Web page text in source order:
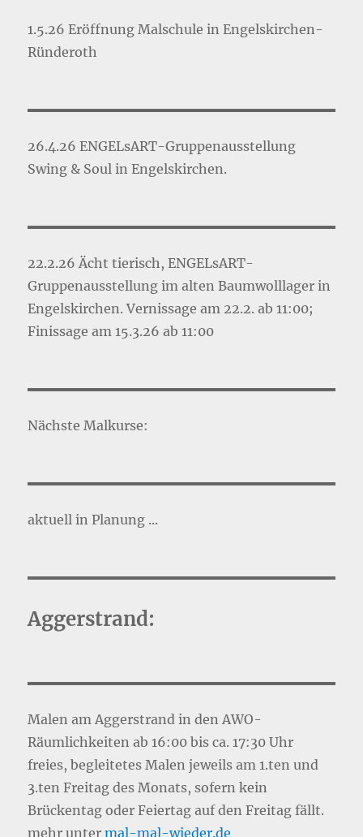
1.5.26 Eröffnung Malschule in Engelskirchen-
Ründeroth
26.4.26 ENGELsART-Gruppenausstellung
Swing & Soul in Engelskirchen.
22.2.26 Ächt tierisch, ENGELsART-
Gruppenausstellung im alten Baumwolllager in
Engelskirchen. Vernissage am 22.2. ab 11:00;
Finissage am 15.3.26 ab 11:00
Nächste Malkurse:
aktuell in Planung ...
Aggerstrand:
Malen am Aggerstrand in den AWO-
Räumlichkeiten ab 16:00 bis ca. 17:30 Uhr
freies, begleitetes Malen jeweils am 1.ten und
3.ten Freitag des Monats, sofern kein
Brückentag oder Feiertag auf den Freitag fällt.
mehr untermal-mal-wieder.de